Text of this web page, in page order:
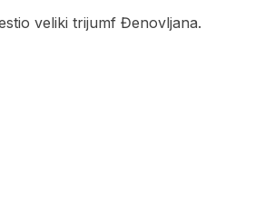
veliki trijumf Đenovljana.